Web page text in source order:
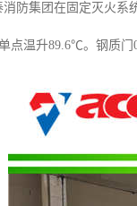
消防集团在固定灭火系
点温升89.6℃。钢质门